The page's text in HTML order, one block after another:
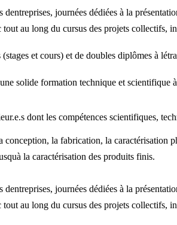
journées dédiées à la
tout au long du cursus des projets
et cours) et de doubles diplômes à
solide formation technique et
dont les compétences scientifiques,
la fabrication, la
la caractérisation des produits finis.
journées dédiées à la
tout au long du cursus des projets